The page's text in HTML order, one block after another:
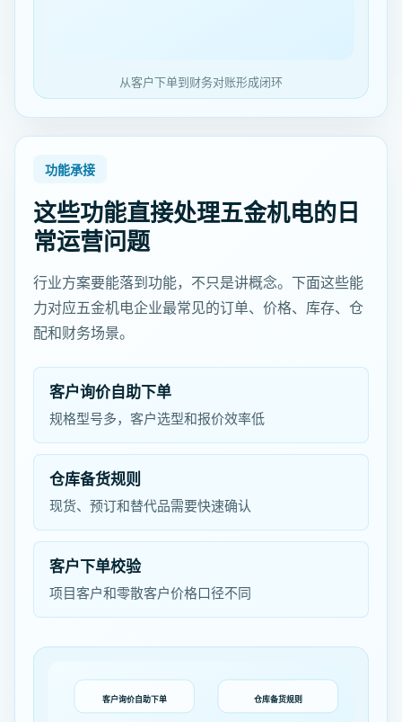
从客户下单到财务对账形成闭环
功能承接
这些功能直接处理五金机电的日
常运营问题
行业方案要能落到功能，不只是讲概念。下面这些能
力对应五金机电企业最常见的订单、价格、库存、仓
配和财务场景。
客户询价自助下单
规格型号多，客户选型和报价效率低
仓库备货规则
现货、预订和替代品需要快速确认
客户下单校验
项目客户和零散客户价格口径不同
客户询价自助下单 仓库备货规则